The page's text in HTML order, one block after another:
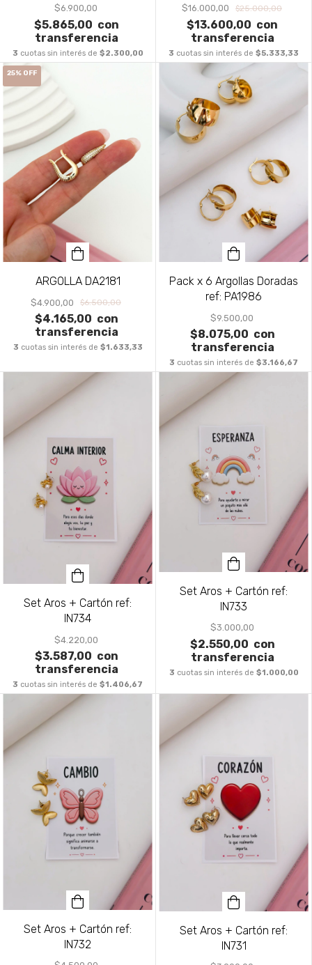
$6.900,00
$5.865,00 con
transferencia
3 cuotas sin interés de $2.300,00
$16.000,00 $25.000,00
$13.600,00 con
transferencia
3 cuotas sin interés de $5.333,33
25% OFF
ARGOLLA DA2181
$4.900,00 $6.500,00
$4.165,00 con
transferencia
3 cuotas sin interés de $1.633,33
Pack x 6 Argollas Doradas
ref: PA1986
$9.500,00
$8.075,00 con
transferencia
3 cuotas sin interés de $3.166,67
Set Aros + Cartón ref:
IN734
$4.220,00
$3.587,00 con
transferencia
3 cuotas sin interés de $1.406,67
Set Aros + Cartón ref:
IN733
$3.000,00
$2.550,00 con
transferencia
3 cuotas sin interés de $1.000,00
Set Aros + Cartón ref:
IN732
Set Aros + Cartón ref:
IN731